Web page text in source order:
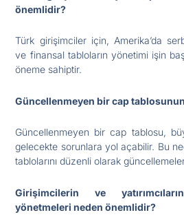
önemlidir?
Türk girişimciler için, Amerika’da
ve finansal tabloların yönetimi işin
öneme sahiptir.
Güncellenmeyen bir cap
Güncellenmeyen bir cap tablosu,
gelecekte sorunlara yol açabilir. Bu
tablolarını düzenli olarak
Girişimcilerin ve
yönetmeleri neden önemlidir?